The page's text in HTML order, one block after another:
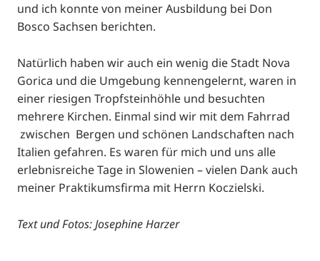
und ich konnte von meiner Ausbildung bei Don
Bosco Sachsen berichten.
Natürlich haben wir auch ein wenig die Stadt Nova
Gorica und die Umgebung kennengelernt, waren in
einer riesigen Tropfsteinhöhle und besuchten
mehrere Kirchen. Einmal sind wir mit dem Fahrrad
zwischen Bergen und schönen Landschaften nach
Italien gefahren. Es waren für mich und uns alle
erlebnisreiche Tage in Slowenien – vielen Dank auch
meiner Praktikumsfirma mit Herrn Koczielski.
Text und Fotos: Josephine Harzer